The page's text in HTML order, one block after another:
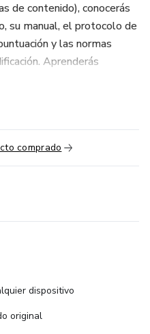
de contenido), conocerás
su manual, el protocolo de
y las normas
Aprenderás
clínicas para su
se complementa con
y el Cuestionario de
social, la
o repetitivos.
del ADI-R. Su finalidad
conocimientos
el instrumento antes
comprado
dispositivo
original